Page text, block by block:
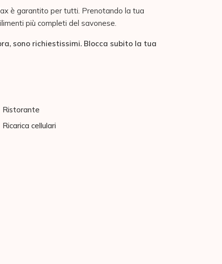
è garantito per tutti. Prenotando la tua
più completi del savonese.
sono richiestissimi. Blocca subito la tua
Ristorante
Ricarica cellulari